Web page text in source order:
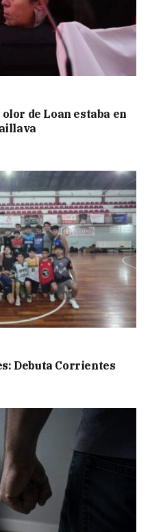
de Loan estaba en
Debuta Corrientes